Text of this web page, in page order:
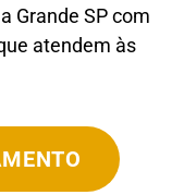
Grande SP com
atendem às